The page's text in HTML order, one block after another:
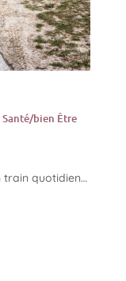
Santé/bien Être
train quotidien…